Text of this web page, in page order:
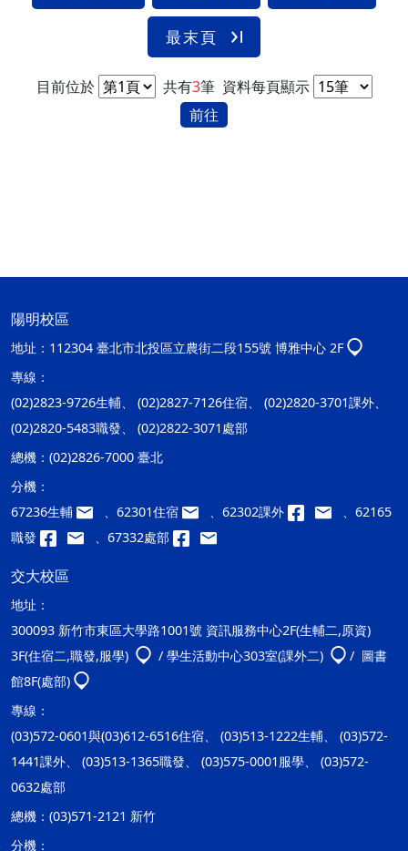
最末頁
目前位於 共有3筆 資料每頁顯示
前往
陽明校區
地址： 112304 臺北市北投區立農街二段155號 博雅中心 2F
專線：
(02)2823-9726生輔、 (02)2827-7126住宿、 (02)2820-3701課外、
(02)2820-5483職發、 (02)2822-3071處部
總機： (02)2826-7000 臺北
分機：
67236生輔
、62301住宿 、62302課外
、62165
職發
、67332處部
交大校區
地址：
300093 新竹市東區大學路1001號 資訊服務中心2F(生輔二,原資)
3F(住宿二,職發,服學)
/ 學生活動中心303室(課外二)
/ 圖書
館8F(處部)
專線：
(03)572-0601與(03)612-6516住宿、 (03)513-1222生輔、 (03)572-
1441課外、 (03)513-1365職發、 (03)575-0001服學、 (03)572-
0632處部
總機： (03)571-2121 新竹
分機：